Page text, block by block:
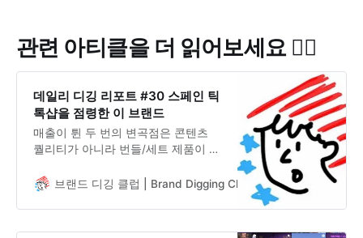
관련 아티클을 더 읽어보세요 👇🏻
데일리 디깅 리포트 #30 스페인 틱
톡샵을 점령한 이 브랜드
매출이 튄 두 번의 변곡점은 콘텐츠
퀄리티가 아니라 번들/세트 제품이 어
밍과 정확히 겹쳐요 매출의 96%가 어
도 상위 5명 크리에이터가 전체의
49.2%를 차지해요 상위 5명 크리에이
브랜드 디깅 클럽 | Brand Digging Club 미민지 usamminz